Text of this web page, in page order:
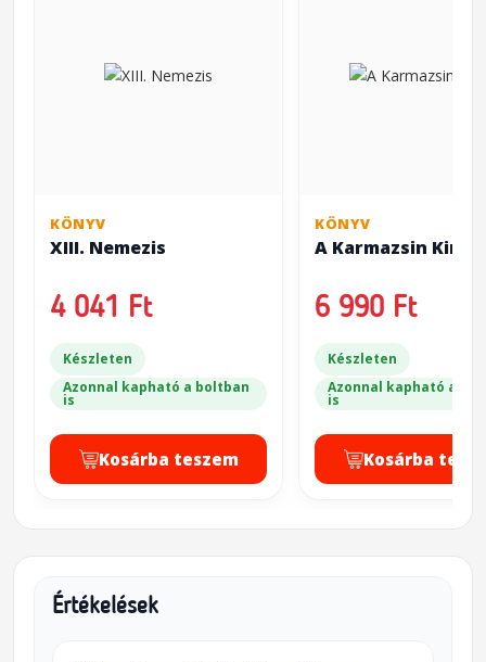
KÖNYV
XIII. Nemezis
4 041 Ft
Készleten
Azonnal kapható a boltban
is
Kosárba teszem
KÖNYV
A Karmazsin Király
6 990 Ft
Készleten
Azonnal kapható a
is
Kosárba
Értékelések